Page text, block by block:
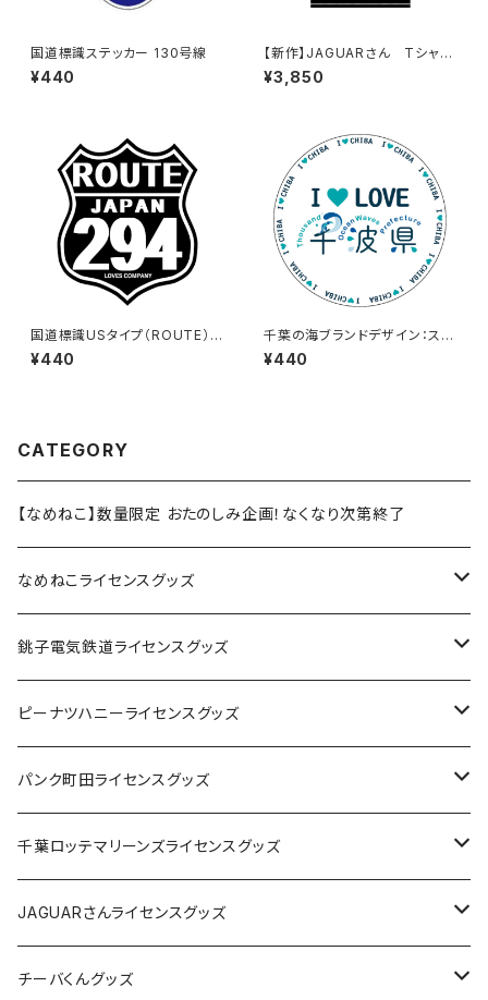
国道標識ステッカー 130号線
¥440
【新作】JAGUARさん Tシャツ
（HELLO JAGUAR）Black
¥3,850
国道標識USタイプ（ROUTE）ス
テッカー 294号線（ブラック）
¥440
千葉の海ブランドデザイン：ステ
ッカー3
¥440
CATEGORY
【なめねこ】数量限定 おたのしみ企画！なくなり次第終了
なめねこライセンスグッズ
Tシャツ
キャップ
ステッカー
缶バッジ
ホテルキーホルダー
銚子電気鉄道ライセンスグッズ
ステッカー
缶バッジ
アクリルキーホルダー
ホテルキーホルダー
クリアファイル
ピーナツハニーライセンスグッズ
Tシャツ
キャップ
バッグ
ステッカー
パンク町田ライセンスグッズ
Tシャツ
キャップ
バッグ
千葉ロッテマリーンズライセンスグッズ
ステッカー
ステッカー
缶バッジ
JAGUARさんライセンスグッズ
Tシャツ
チーバくんグッズ